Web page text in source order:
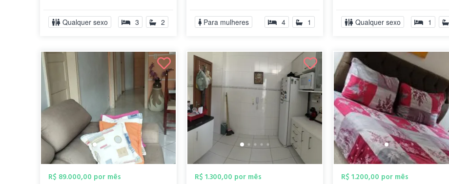
Qualquer sexo 3 2 Para mulheres 4 1
Caravelas,...
Qualquer sexo 1
R$ 89.000,00 por mês R$ 1.300,00 por mês R$ 1.200,00 por mês